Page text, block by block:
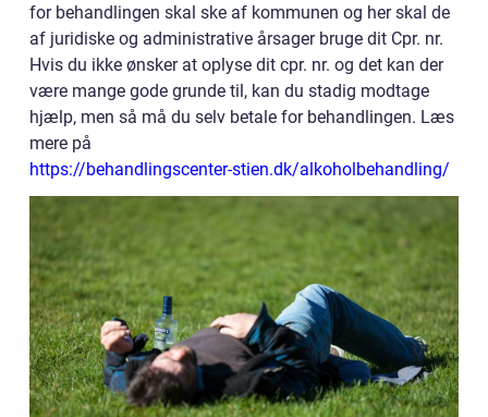
for behandlingen skal ske af kommunen og her skal de
af juridiske og administrative årsager bruge dit Cpr. nr.
Hvis du ikke ønsker at oplyse dit cpr. nr. og det kan der
være mange gode grunde til, kan du stadig modtage
hjælp, men så må du selv betale for behandlingen. Læs
mere på
https://behandlingscenter-stien.dk/alkoholbehandling/